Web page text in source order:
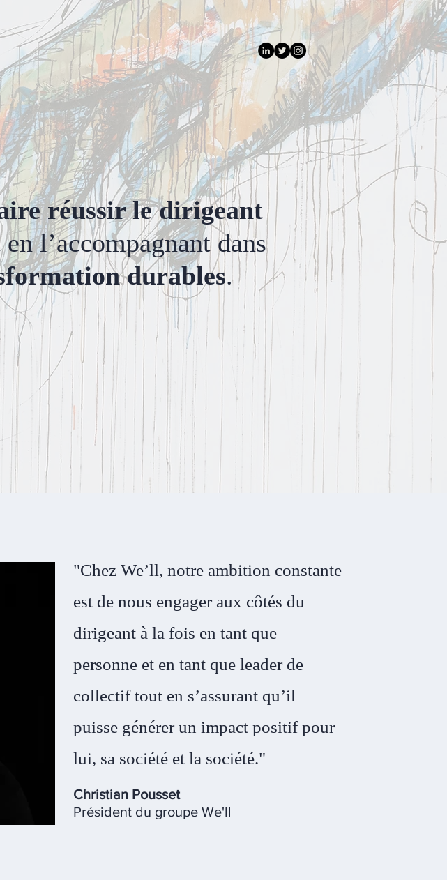
réussir le dirigeant
l’accompagnant dans
durables.
"Chez We’ll, notre ambition constante
est de nous engager aux côtés du
dirigeant à la fois en tant que
personne et en tant que leader de
collectif tout en s’assurant qu’il
puisse générer un impact positif pour
lui, sa société et la société."
Christian Pousset
Président du groupe We'll